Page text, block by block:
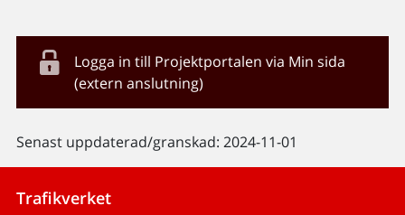
Logga in till Projektportalen via Min sida
(extern anslutning)
Senast uppdaterad/granskad: 2024-11-01
Trafikverket